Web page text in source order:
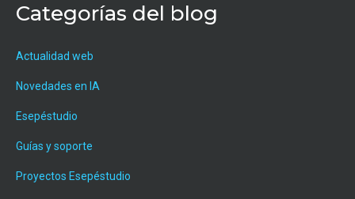
Categorías del blog
Actualidad web
Novedades en IA
Esepéstudio
Guías y soporte
Proyectos Esepéstudio